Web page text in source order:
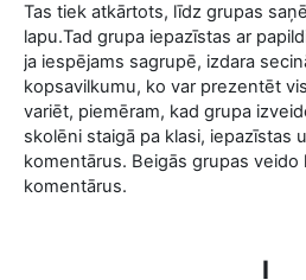
Tas tiek atkārtots, līdz grupas
lapu.Tad grupa iepazīstas ar
ja iespējams sagrupē, izdara
kopsavilkumu, ko var prezentēt
variēt, piemēram, kad grupa
skolēni staigā pa klasi, iepazīstas
komentārus. Beigās grupas
komentārus.
I